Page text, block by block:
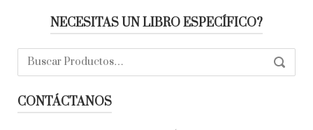
NECESITAS UN LIBRO ESPECÍFICO?
Buscar:
CONTÁCTANOS